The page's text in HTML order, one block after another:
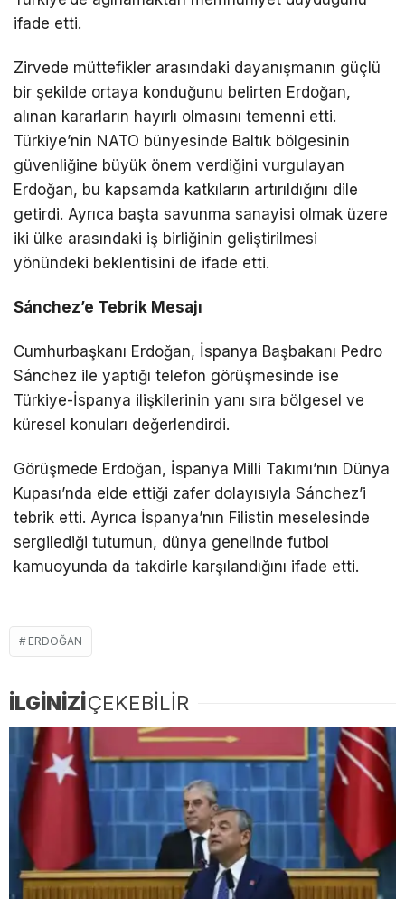
ifade etti.
Zirvede müttefikler arasındaki dayanışmanın güçlü
bir şekilde ortaya konduğunu belirten Erdoğan,
alınan kararların hayırlı olmasını temenni etti.
Türkiye’nin NATO bünyesinde Baltık bölgesinin
güvenliğine büyük önem verdiğini vurgulayan
Erdoğan, bu kapsamda katkıların artırıldığını dile
getirdi. Ayrıca başta savunma sanayisi olmak üzere
iki ülke arasındaki iş birliğinin geliştirilmesi
yönündeki beklentisini de ifade etti.
Sánchez’e Tebrik Mesajı
Cumhurbaşkanı Erdoğan, İspanya Başbakanı Pedro
Sánchez ile yaptığı telefon görüşmesinde ise
Türkiye-İspanya ilişkilerinin yanı sıra bölgesel ve
küresel konuları değerlendirdi.
Görüşmede Erdoğan, İspanya Milli Takımı’nın Dünya
Kupası’nda elde ettiği zafer dolayısıyla Sánchez’i
tebrik etti. Ayrıca İspanya’nın Filistin meselesinde
sergilediği tutumun, dünya genelinde futbol
kamuoyunda da takdirle karşılandığını ifade etti.
ERDOĞAN
İLGİNİZİÇEKEBİLİR